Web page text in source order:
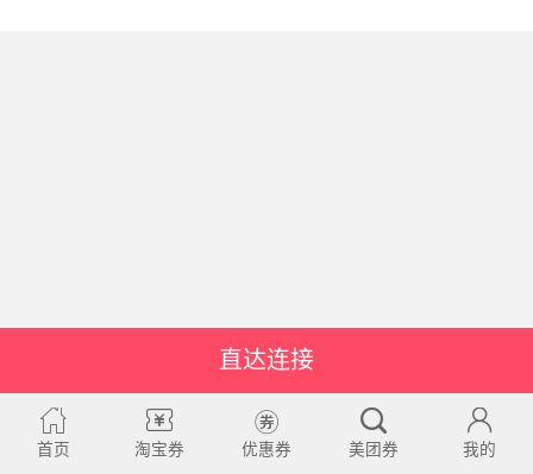
直达连接
首页 淘宝券 优惠券 美团券 我的